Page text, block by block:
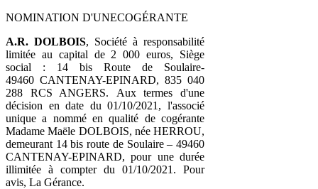
NOMINATION D'UNECOGÉRANTE
A.R. DOLBOIS, Société à responsabilité
limitée au capital de 2 000 euros, Siège
social : 14 bis Route de Soulaire-
49460 CANTENAY-EPINARD, 835 040
288 RCS ANGERS. Aux termes d'une
décision en date du 01/10/2021, l'associé
unique a nommé en qualité de cogérante
Madame Maële DOLBOIS, née HERROU,
demeurant 14 bis route de Soulaire – 49460
CANTENAY-EPINARD, pour une durée
illimitée à compter du 01/10/2021. Pour
avis, La Gérance.